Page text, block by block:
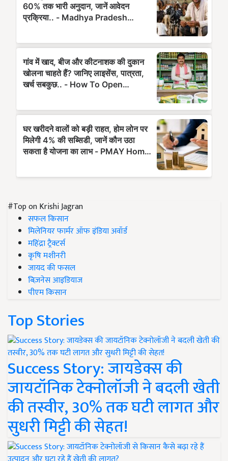
#Top on Krishi Jagran
सफल किसान
मिलेनियर फार्मर ऑफ इंडिया अवॉर्ड
महिंद्रा ट्रैक्टर्स
कृषि मशीनरी
जायद की फसल
बिज़नेस आइडियाज
पीएम किसान
Top Stories
Success Story: जायडेक्स की
जायटॉनिक टेक्नोलॉजी ने बदली खेती
की तस्वीर, 30% तक घटी लागत और
सुधरी मिट्टी की सेहत!